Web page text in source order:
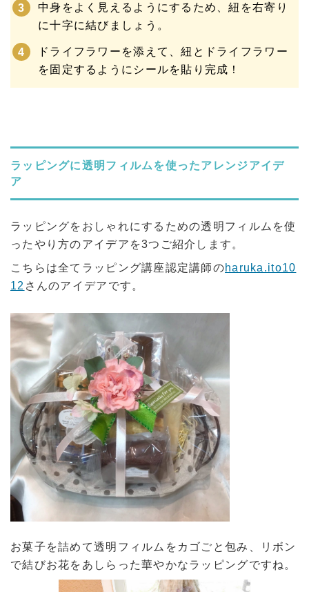
中身をよく見えるようにするため、紐を右寄り
に十字に結びましょう。
ドライフラワーを添えて、紐とドライフラワー
を固定するようにシールを貼り完成！
ラッピングに透明フィルムを使ったアレンジアイデ
ア
ラッピングをおしゃれにするための透明フィルムを使
ったやり方のアイデアを3つご紹介します。
こちらは全てラッピング講座認定講師のharuka.ito10
12 さんのアイデアです。
お菓子を詰めて透明フィルムをカゴごと包み、リボン
で結びお花をあしらった華やかなラッピングですね。